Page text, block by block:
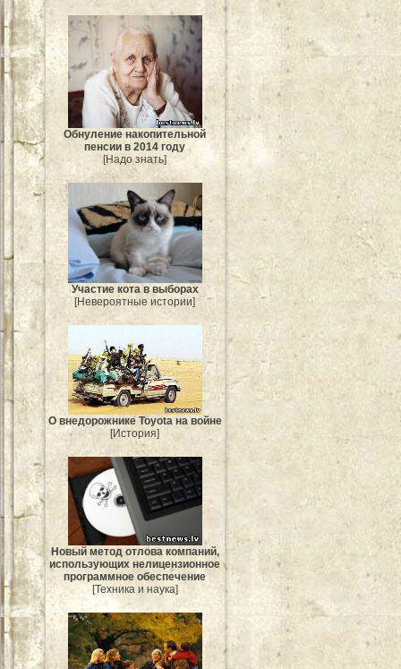
Обнуление накопительной
пенсии в 2014 году
[Надо знать]
Участие кота в выборах
[Невероятные истории]
О внедорожнике Toyota на войне
[История]
Новый метод отлова компаний,
использующих нелицензионное
программное обеспечение
[Техника и наука]